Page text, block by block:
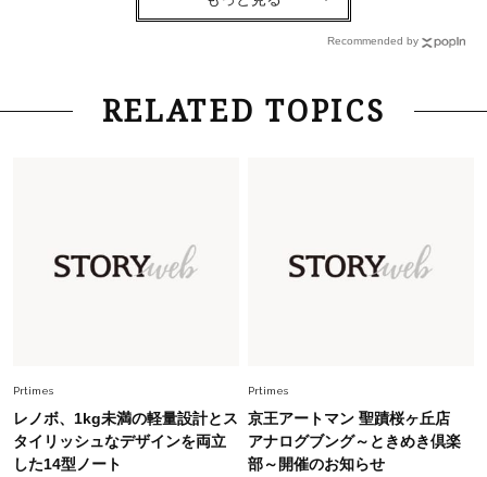
26年夏の【開運アクション】は”ひと拭き”習
慣！「金運アップ→トイレ、じゃあ底上げ運
Fashion 2026.6.12
中村ゆりさん「40代になり、やっと“仕事以外の
ップス×パンツ」コーデ〈3選〉
Fashion 2026.6.26
初夏はこれさえあれば！40代は【淡色ワンピ】
Recommended by
RELATED TOPICS
Prtimes
レノボ、1kg未満の軽量設計とス
タイリッシュなデザインを両立
した14型ノート
Prtimes
京王アートマン 聖蹟桜ヶ丘店
アナログブング～ときめき倶楽
部～開催のお知らせ